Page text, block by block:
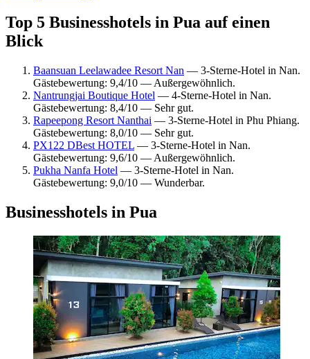
Top 5 Businesshotels in Pua auf einen
Blick
Baansuan Leelawadee Resort Nan — 3-Sterne-Hotel in Nan.
Gästebewertung: 9,4/10 — Außergewöhnlich.
Nantrungjai Boutique Hotel — 4-Sterne-Hotel in Nan.
Gästebewertung: 8,4/10 — Sehr gut.
Rapeepong Resort Nanthai — 3-Sterne-Hotel in Phu Phiang.
Gästebewertung: 8,0/10 — Sehr gut.
PX122 DBest HOTEL — 3-Sterne-Hotel in Nan.
Gästebewertung: 9,6/10 — Außergewöhnlich.
Pukha Nanfa Hotel — 3-Sterne-Hotel in Nan.
Gästebewertung: 9,0/10 — Wunderbar.
Businesshotels in Pua